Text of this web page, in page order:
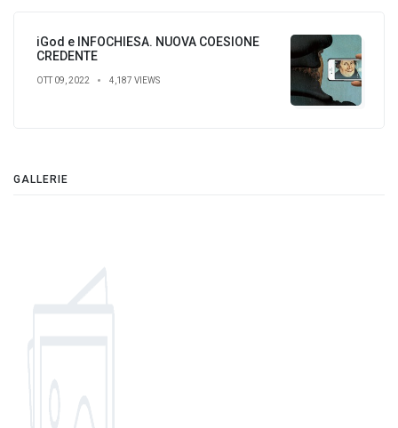
iGod e INFOCHIESA. NUOVA COESIONE
CREDENTE
OTT 09, 2022 4,187 VIEWS
GALLERIE